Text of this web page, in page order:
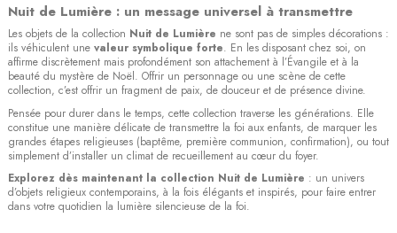
Nuit de Lumière : un message universel à transmettre
Les objets de la collection Nuit de Lumière ne sont pas de simples décorations :
ils véhiculent une valeur symbolique forte. En les disposant chez soi, on
affirme discrètement mais profondément son attachement à l’Évangile et à la
beauté du mystère de Noël. Offrir un personnage ou une scène de cette
collection, c’est offrir un fragment de paix, de douceur et de présence divine.
Pensée pour durer dans le temps, cette collection traverse les générations. Elle
constitue une manière délicate de transmettre la foi aux enfants, de marquer les
grandes étapes religieuses (baptême, première communion, confirmation), ou tout
simplement d’installer un climat de recueillement au cœur du foyer.
Explorez dès maintenant la collection Nuit de Lumière : un univers
d’objets religieux contemporains, à la fois élégants et inspirés, pour faire entrer
dans votre quotidien la lumière silencieuse de la foi.